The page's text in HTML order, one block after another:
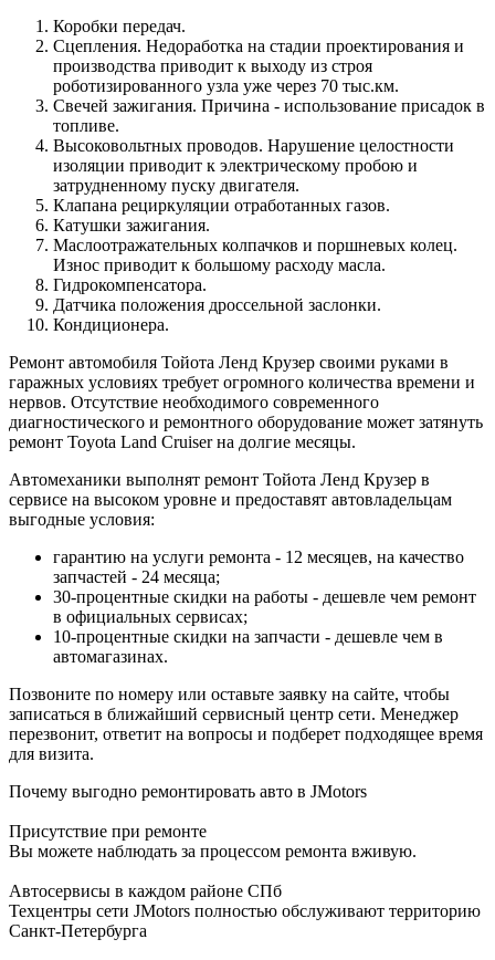
Коробки передач.
Сцепления. Недоработка на стадии проектирования и
производства приводит к выходу из строя
роботизированного узла уже через 70 тыс.км.
Свечей зажигания. Причина - использование присадок в
топливе.
Высоковольтных проводов. Нарушение целостности
изоляции приводит к электрическому пробою и
затрудненному пуску двигателя.
Клапана рециркуляции отработанных газов.
Катушки зажигания.
Маслоотражательных колпачков и поршневых колец.
Износ приводит к большому расходу масла.
Гидрокомпенсатора.
Датчика положения дроссельной заслонки.
Кондиционера.
Ремонт автомобиля Тойота Ленд Крузер своими руками в
гаражных условиях требует огромного количества времени и
нервов. Отсутствие необходимого современного
диагностического и ремонтного оборудование может затянуть
ремонт Toyota Land Cruiser на долгие месяцы.
Автомеханики выполнят ремонт Тойота Ленд Крузер в
сервисе на высоком уровне и предоставят автовладельцам
выгодные условия:
гарантию на услуги ремонта - 12 месяцев, на качество
запчастей - 24 месяца;
30-процентные скидки на работы - дешевле чем ремонт
в официальных сервисах;
10-процентные скидки на запчасти - дешевле чем в
автомагазинах.
Позвоните по номеру или оставьте заявку на сайте, чтобы
записаться в ближайший сервисный центр сети. Менеджер
перезвонит, ответит на вопросы и подберет подходящее время
для визита.
Почему выгодно ремонтировать авто в JMotors
Присутствие при ремонте
Вы можете наблюдать за процессом ремонта вживую.
Автосервисы в каждом районе СПб
Техцентры сети JMotors полностью обслуживают территорию
Санкт-Петербурга